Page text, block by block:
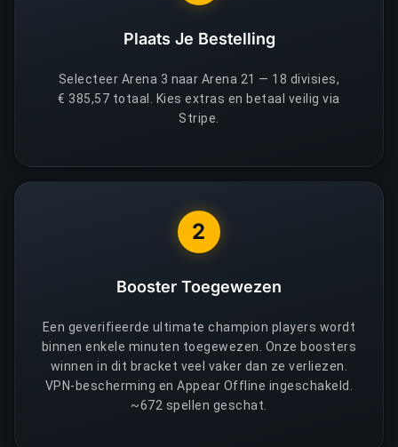
Plaats Je Bestelling
Selecteer Arena 3 naar Arena 21 — 18 divisies,
€ 385,57 totaal. Kies extras en betaal veilig via
Stripe.
2
Booster Toegewezen
Een geverifieerde ultimate champion players wordt
binnen enkele minuten toegewezen. Onze boosters
winnen in dit bracket veel vaker dan ze verliezen.
VPN-bescherming en Appear Offline ingeschakeld.
~672 spellen geschat.